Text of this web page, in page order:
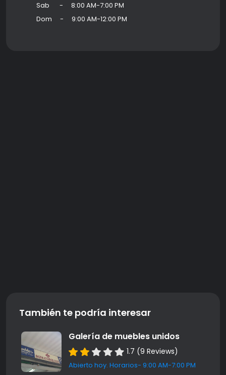
Sab
-
8:00 AM-7:00 PM
Dom
- 9:00 AM-12:00 PM
También te podría interesar
Galería de muebles unidos
1.7 (9 Reviews)
Abierto hoy. Horarios- 9:00 AM-7:00 PM